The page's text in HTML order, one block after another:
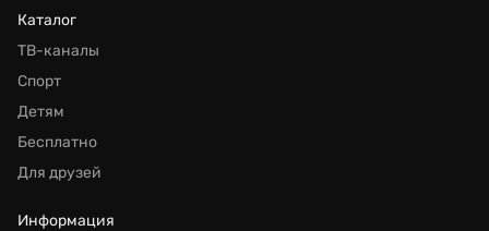
Каталог
ТВ-каналы
Спорт
Детям
Бесплатно
Для друзей
Информация